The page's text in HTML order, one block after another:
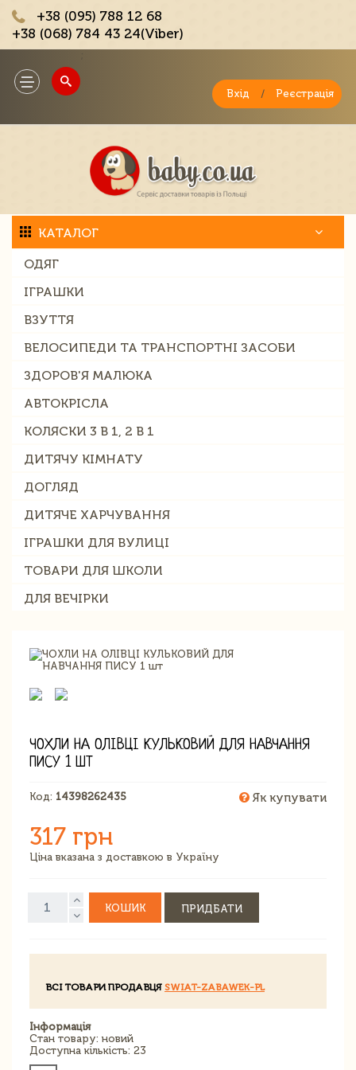
+38 (095) 788 12 68
+38 (068) 784 43 24(Viber)
Toggle
navigation
Вхід / Реєстрація
КАТАЛОГ
ОДЯГ
ІГРАШКИ
ВЗУТТЯ
ВЕЛОСИПЕДИ ТА ТРАНСПОРТНІ ЗАСОБИ
ЗДОРОВ'Я МАЛЮКА
АВТОКРІСЛА
КОЛЯСКИ 3 В 1, 2 В 1
ДИТЯЧУ КІМНАТУ
ДОГЛЯД
ДИТЯЧЕ ХАРЧУВАННЯ
ІГРАШКИ ДЛЯ ВУЛИЦІ
ТОВАРИ ДЛЯ ШКОЛИ
ДЛЯ ВЕЧІРКИ
ЧОХЛИ НА ОЛІВЦІ КУЛЬКОВИЙ ДЛЯ НАВЧАННЯ
ПИСУ 1 ШТ
Код: 14398262435 Як купувати
317 грн
Ціна вказана з доставкою в Україну
КОШИК ПРИДБАТИ
ВСІ ТОВАРИ ПРОДАВЦЯ SWIAT-ZABAWEK-PL
Інформація
Стан товару: новий
Доступна кількість: 23